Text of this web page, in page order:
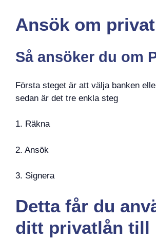
Ansök om
Så ansöker du om
Första steget är att välja banken
sedan är det tre enkla steg
1. Räkna
2. Ansök
3. Signera
Detta får du
ditt privatlån till